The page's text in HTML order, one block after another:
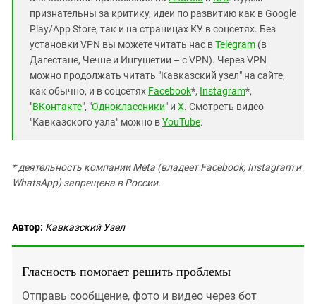
признательны за критику, идеи по развитию как в Google
Play/App Store, так и на страницах КУ в соцсетях. Без
установки VPN вы можете читать нас вTelegram (в
Дагестане, Чечне и Ингушетии – с VPN). Через VPN
можно продолжать читать "Кавказский узел" на сайте,
как обычно, и в соцсетях Facebook*, Instagram*,
"ВКонтакте", "Одноклассники" и X. Смотреть видео
"Кавказского узла" можно вYouTube.
* деятельность компании Meta (владеет Facebook, Instagram и
WhatsApp) запрещена в России.
Автор: Кавказский Узел
Гласность помогает решить проблемы
Отправь сообщение, фото и видео через бот